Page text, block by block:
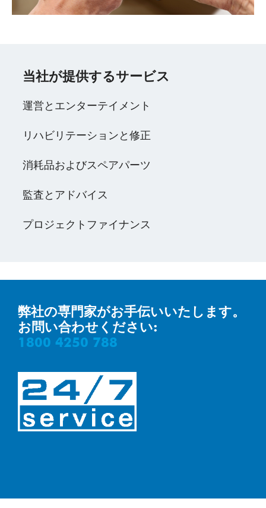
当社が提供するサービス
運営とエンターテイメント
リハビリテーションと修正
消耗品およびスペアパーツ
監査とアドバイス
プロジェクトファイナンス
弊社の専門家がお手伝いいたします。
お問い合わせください:
1800 4250 788